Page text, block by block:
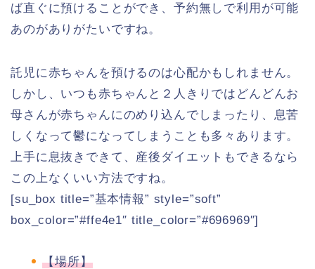
ば直ぐに預けることができ、予約無しで利用が可能
あのがありがたいですね。
託児に赤ちゃんを預けるのは心配かもしれません。
しかし、いつも赤ちゃんと２人きりではどんどんお
母さんが赤ちゃんにのめり込んでしまったり、息苦
しくなって鬱になってしまうことも多々あります。
上手に息抜きできて、産後ダイエットもできるなら
この上なくいい方法ですね。
[su_box title=”基本情報” style=”soft”
box_color=”#ffe4e1″ title_color=”#696969″]
【場所】